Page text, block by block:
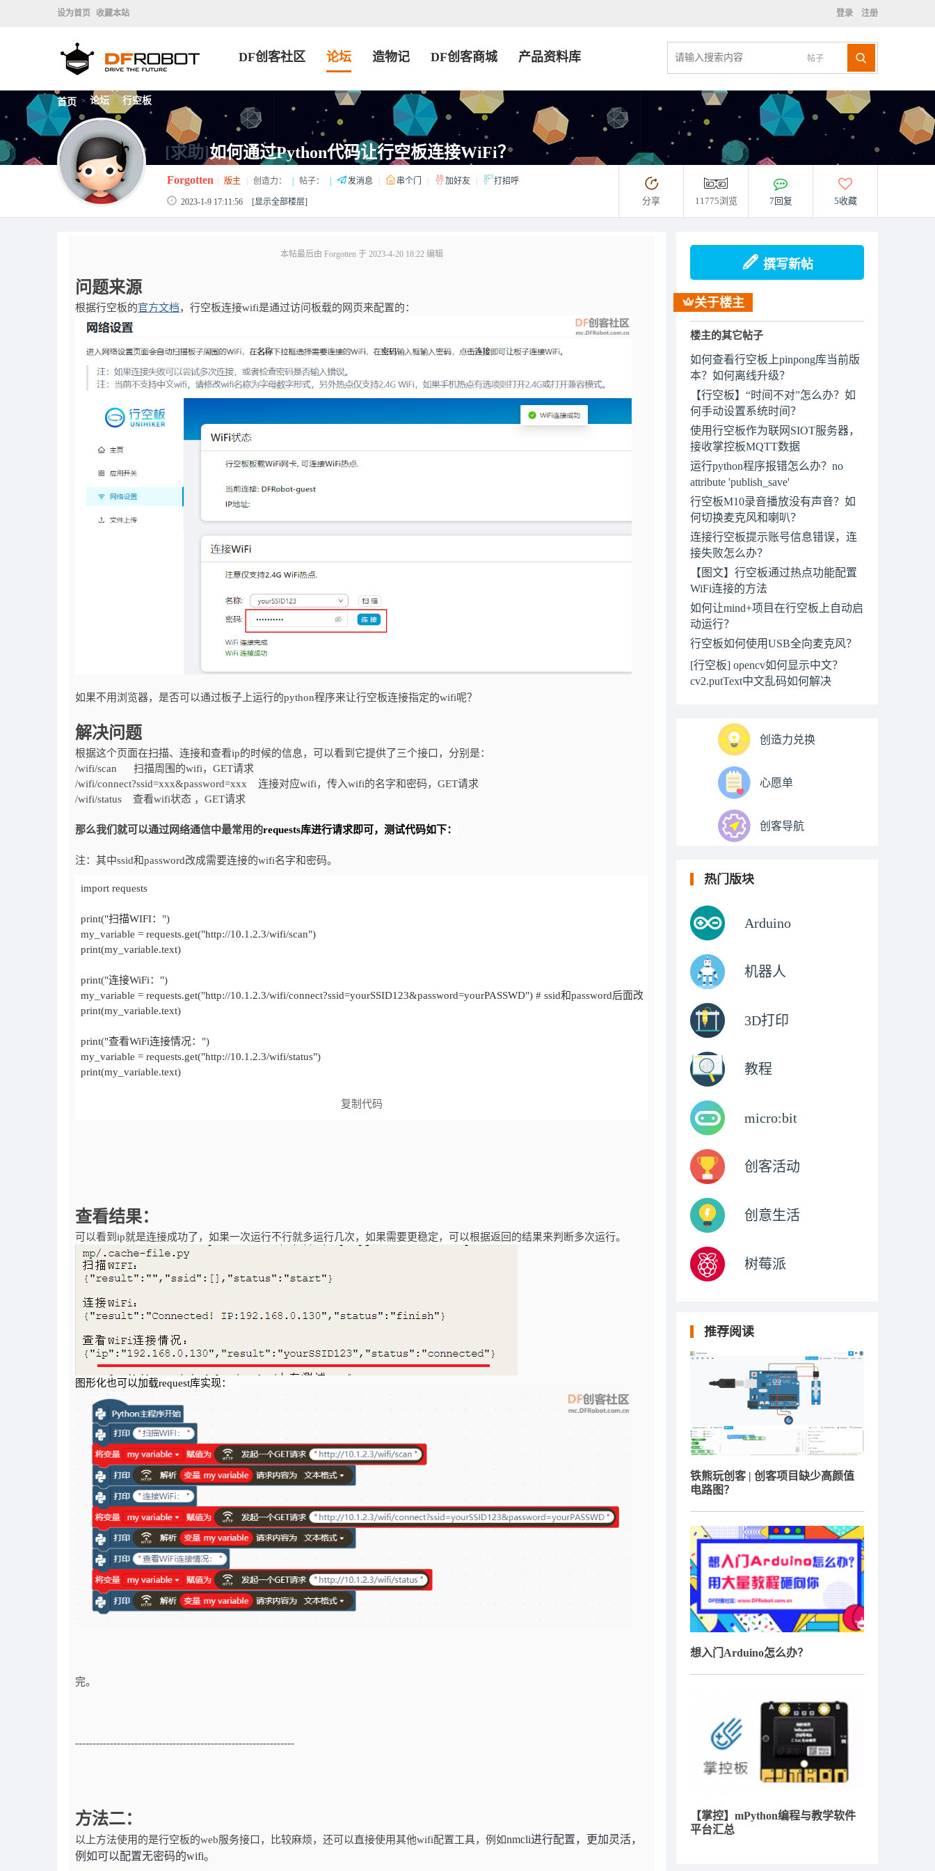
设为首页 收藏本站 登录 注册
帖子
DF创客社区 论坛 造物记 DF创客商城 产品资料库
首页 > 论坛 > 行空板
[求助]如何通过Python代码让行空板连接WiFi？
Forgotten 版主 创造力： 帖子： 发消息 串个门 加好友 打招呼
2023-1-9 17:11:56 [显示全部楼层] 分享 11775浏览 7回复 5收藏
本帖最后由 Forgotten 于 2023-4-20 18:22 编辑
问题来源
根据行空板的官方文档，行空板连接wifi是通过访问板载的网页来配置的：
如果不用浏览器，是否可以通过板子上运行的python程序来让行空板连接指定的wifi呢？
解决问题
根据这个页面在扫描、连接和查看ip的时候的信息，可以看到它提供了三个接口，分别是：
/wifi/scan 扫描周围的wifi，GET请求
/wifi/connect?ssid=xxx&password=xxx 连接对应wifi，传入wifi的名字和密码，GET请求
/wifi/status 查看wifi状态 ，GET请求
那么我们就可以通过网络通信中最常用的requests库进行请求即可，测试代码如下：
注：其中ssid和password改成需要连接的wifi名字和密码。
import requests
print("扫描WIFI：")
my_variable = requests.get("http://10.1.2.3/wifi/scan")
print(my_variable.text)
print("连接WiFi：")
print(my_variable.text)
print("查看WiFi连接情况：")
my_variable = requests.get("http://10.1.2.3/wifi/status")
print(my_variable.text)
复制代码
查看结果：
可以看到ip就是连接成功了，如果一次运行不行就多运行几次，如果需要更稳定，可以根据返回的结果来判断多次运行。
图形化也可以加载request库实现：
完。
---------------------------------------------------------------
方法二：
以上方法使用的是行空板的web服务接口，比较麻烦，还可以直接使用其他wifi配置工具，例如nmcli进行配置，更加灵活，
例如可以配置无密码的wifi。
撰写新帖
关于楼主
楼主的其它帖子
如何查看行空板上pinpong库当前版
本？如何离线升级？
【行空板】“时间不对”怎么办？如
何手动设置系统时间？
使用行空板作为联网SIOT服务器，
接收掌控板MQTT数据
运行python程序报错怎么办？no
attribute 'publish_save'
行空板M10录音播放没有声音？如
何切换麦克风和喇叭？
连接行空板提示账号信息错误，连
接失败怎么办？
【图文】行空板通过热点功能配置
WiFi连接的方法
如何让mind+项目在行空板上自动启
动运行？
行空板如何使用USB全向麦克风？
[行空板] opencv如何显示中文？
cv2.putText中文乱码如何解决
创造力兑换
心愿单
创客导航
热门版块
Arduino
机器人
3D打印
教程
micro:bit
创客活动
创意生活
树莓派
推荐阅读
铁熊玩创客 | 创客项目缺少高颜值
电路图？
想入门Arduino怎么办？
【掌控】mPython编程与教学软件
平台汇总